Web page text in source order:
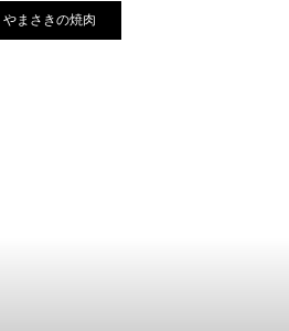
やまさきの焼肉